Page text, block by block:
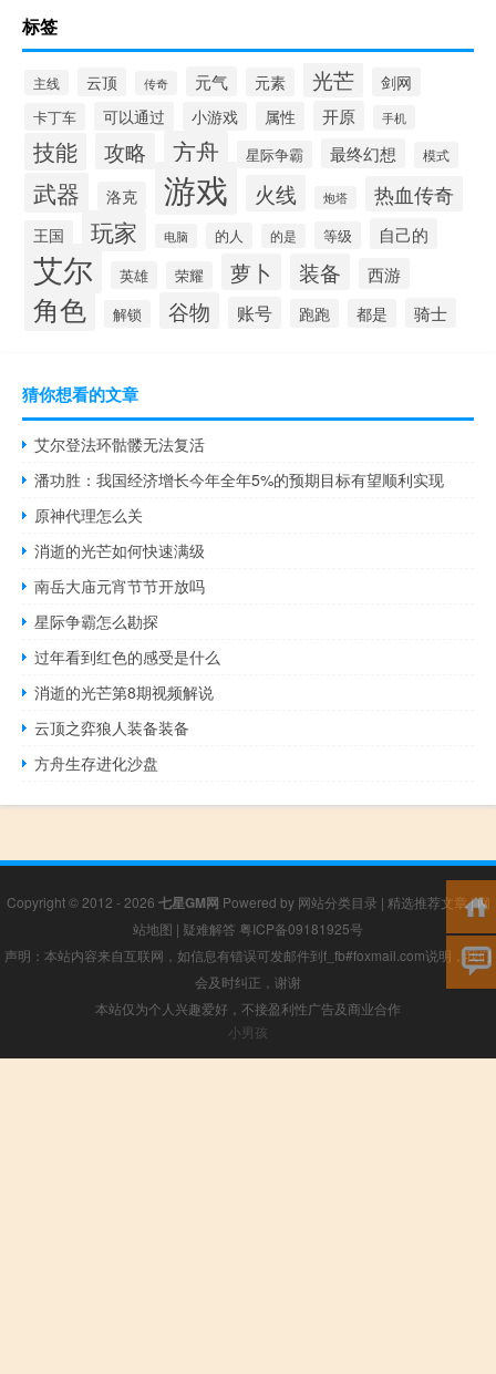
标签
主线 云顶 传奇 元气 元素 光芒 剑网
卡丁车 可以通过 小游戏 属性 开原 手机
技能 攻略 方舟 星际争霸 最终幻想 模式
武器 洛克 游戏 火线 炮塔 热血传奇
王国 玩家 电脑 的人 的是 等级 自己的
艾尔 英雄 荣耀 萝卜 装备 西游
角色 解锁 谷物 账号 跑跑 都是 骑士
猜你想看的文章
艾尔登法环骷髅无法复活
潘功胜：我国经济增长今年全年5%的预期目标有望顺利实现
原神代理怎么关
消逝的光芒如何快速满级
南岳大庙元宵节节开放吗
星际争霸怎么勘探
过年看到红色的感受是什么
消逝的光芒第8期视频解说
云顶之弈狼人装备装备
方舟生存进化沙盘
Copyright © 2012 - 2026 七星GM网 Powered by 网站分类目录 | 精选推荐文章|网
站地图 | 疑难解答 粤ICP备09181925号
声明：本站内容来自互联网，如信息有错误可发邮件到f_fb#foxmail.com说明，我们
会及时纠正，谢谢
本站仅为个人兴趣爱好，不接盈利性广告及商业合作
小男孩